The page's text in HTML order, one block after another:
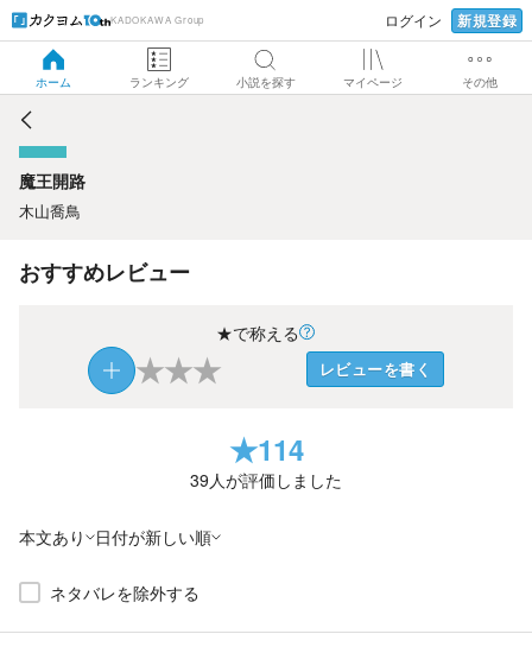
KADOKAWA Group ログイン 新規登録
ホーム ランキング 小説を探す マイページ その他
魔王開路
魔王開路
木山喬鳥
おすすめレビュー
★で称える
★★★ レビューを書く
★114
39人が評価しました
本文あり 日付が新しい順
ネタバレを除外する